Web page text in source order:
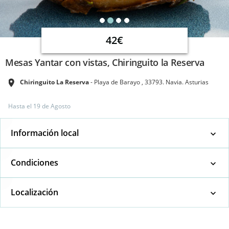
42€
Mesas Yantar con vistas, Chiringuito la Reserva
Chiringuito La Reserva Playa de Barayo , 33793. Navia. Asturias
Hasta el 19 de Agosto
Información local
Condiciones
Localización